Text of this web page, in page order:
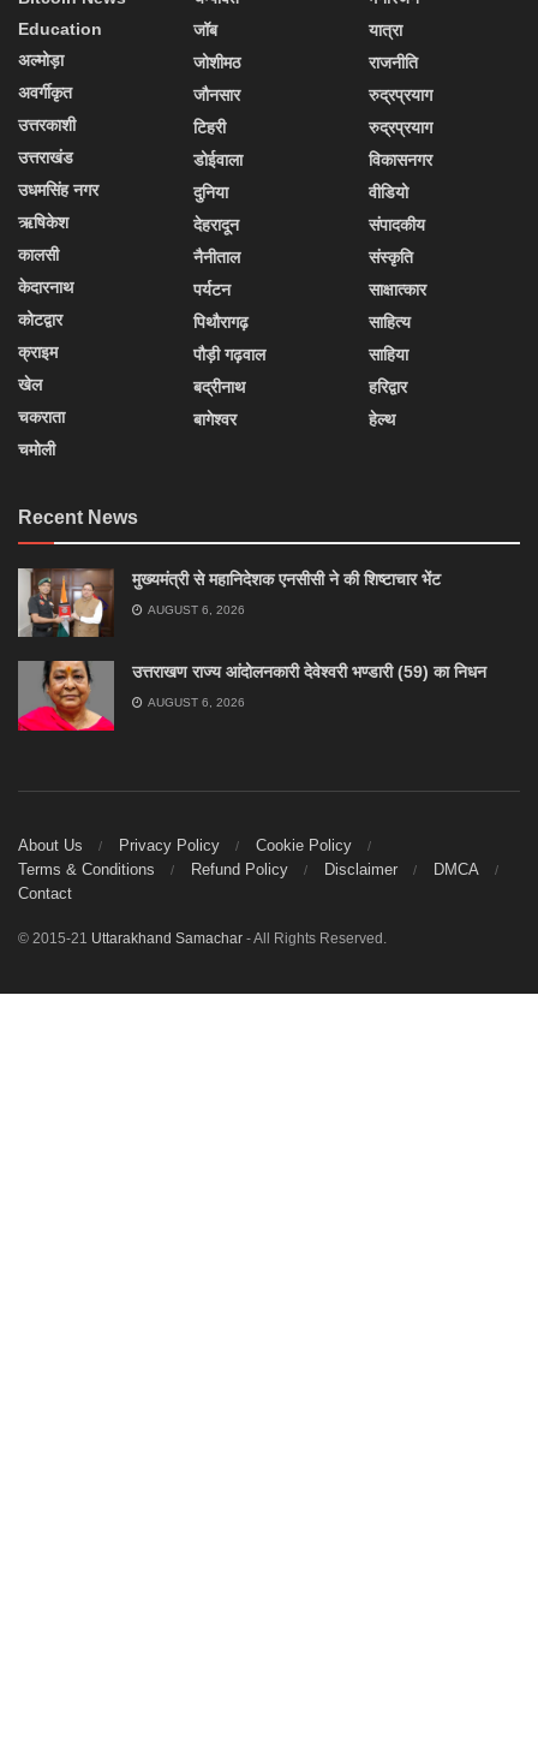
Education
अल्मोड़ा
अवर्गीकृत
उत्तरकाशी
उत्तराखंड
उधमसिंह नगर
ऋषिकेश
कालसी
केदारनाथ
कोटद्वार
क्राइम
खेल
चकराता
चमोली
जॉब
जोशीमठ
जौनसार
टिहरी
डोईवाला
दुनिया
देहरादून
नैनीताल
पर्यटन
पिथौरागढ़
पौड़ी गढ़वाल
बद्रीनाथ
बागेश्वर
यात्रा
राजनीति
रुद्रप्रयाग
रुद्रप्रयाग
विकासनगर
वीडियो
संपादकीय
संस्कृति
साक्षात्कार
साहित्य
साहिया
हरिद्वार
हेल्थ
Recent News
मुख्यमंत्री से महानिदेशक एनसीसी ने की शिष्टाचार भेंट
AUGUST 6, 2026
उत्तराखण राज्य आंदोलनकारी देवेश्वरी भण्डारी (59) का निधन
AUGUST 6, 2026
About Us Privacy Policy
Cookie Policy
Terms & Conditions
Refund Policy Disclaimer
DMCA
Contact
© 2015-21 Uttarakhand Samachar - All Rights Reserved.